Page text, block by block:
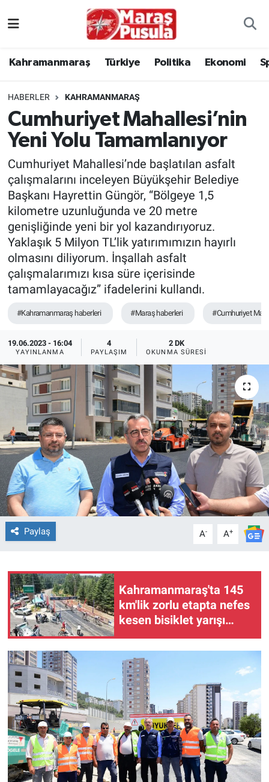
Kahramanmaraş Türkiye Politika Ekonomi
HABERLER KAHRAMANMARAŞ
Cumhuriyet Mahallesi’nin
Yeni Yolu Tamamlanıyor
Cumhuriyet Mahallesi’nde başlatılan asfalt
çalışmalarını inceleyen Büyükşehir Belediye
Başkanı Hayrettin Güngör, “Bölgeye 1,5
kilometre uzunluğunda ve 20 metre
genişliğinde yeni bir yol kazandırıyoruz.
Yaklaşık 5 Milyon TL’lik yatırımımızın hayırlı
olmasını diliyorum. İnşallah asfalt
çalışmalarımızı kısa süre içerisinde
tamamlayacağız” ifadelerini kullandı.
#Kahramanmaraş haberleri #Maraş haberleri #Cumhuriyet
19.06.2023 - 16:04
YAYINLANMA
4
PAYLAŞIM
2 DK
OKUNMA SÜRESI
Paylaş A- A+
Kahramanmaraş'ta 145
km'lik zorlu etapta nefes
kesen bisiklet yarışı
Politika
Ekonomi
Spor
Kültür Sanat
Sağlık
TEKNOLOJİ
İlçeler
MAGAZİN
Bilim, Teknoloji
ASAYİŞ
ÇEVRE
HABERDE İNSAN
EĞİTİM
BİLİM VE TEKNOLOJİ
Güvenlik
Bölge
İstanbul Namaz Vakitleri
İstanbul Trafik Yoğunluk Haritası
Süper Lig Puan Durumu ve Fikstür
Tüm Manşetler
Son Dakika Haberleri
Haber Arşivi